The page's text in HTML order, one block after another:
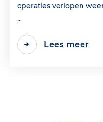
operaties verlopen
...
Lees meer